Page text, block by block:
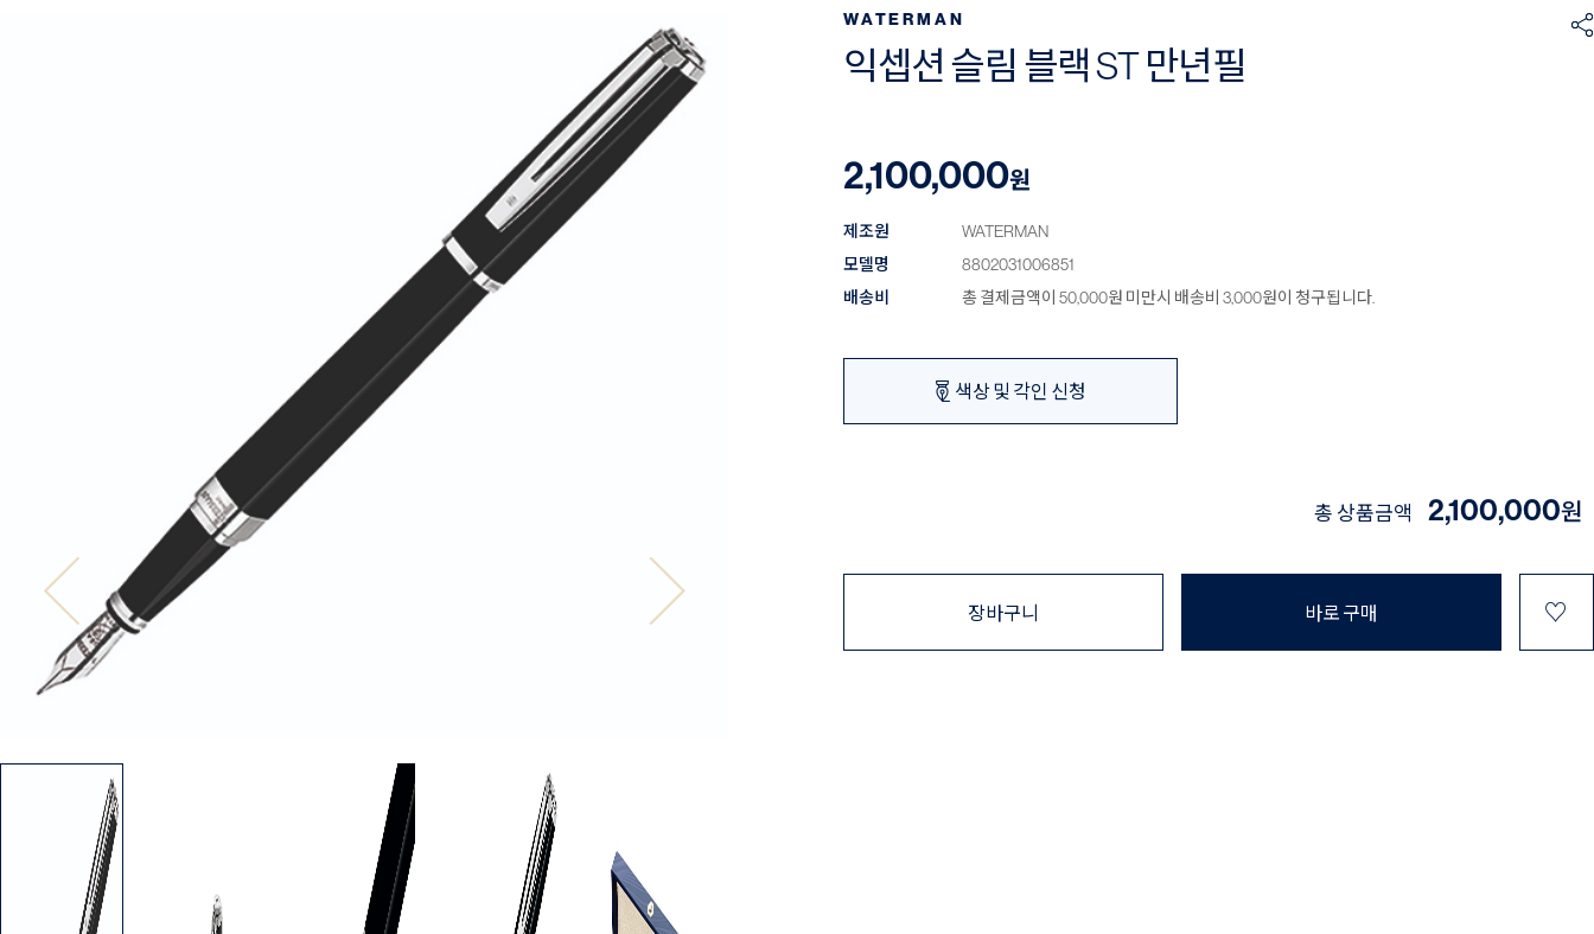
WATERMAN
익셉션 슬림 블랙 ST 만년필
2,100,000원
제조원
WATERMAN
모델명
8802031006851
배송비
총 결제금액이 50,000원 미만시 배송비 3,000원이 청구됩니다.
색상 및 각인 신청
총 상품금액 2,100,000원
장바구니 바로 구매 ♡